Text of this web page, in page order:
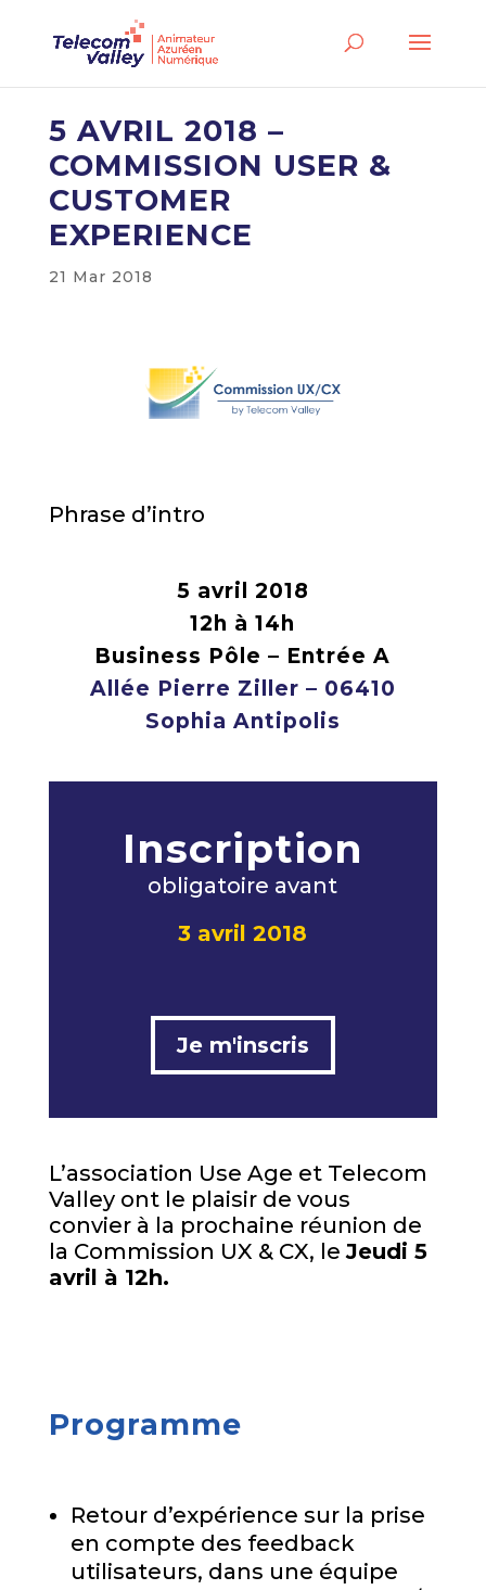
5 AVRIL 2018 –
COMMISSION USER &
CUSTOMER
EXPERIENCE
21 Mar 2018
Phrase d’intro
5 avril 2018
12h à 14h
Business Pôle – Entrée A
Allée Pierre Ziller – 06410
Sophia Antipolis
Inscription
obligatoire avant
3 avril 2018
Je m'inscris
L’association Use Age et Telecom
Valley ont le plaisir de vous
convier à la prochaine réunion de
la Commission UX & CX, leJeudi 5
avril à 12h.
Programme
Retour d’expérience sur la prise
en compte des feedback
utilisateurs, dans une équipe